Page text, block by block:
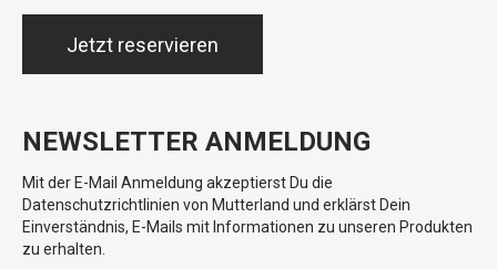
Jetzt reservieren
NEWSLETTER ANMELDUNG
Mit der E-Mail Anmeldung akzeptierst Du die
Datenschutzrichtlinien von Mutterland und erklärst Dein
Einverständnis, E-Mails mit Informationen zu unseren Produkten
zu erhalten.